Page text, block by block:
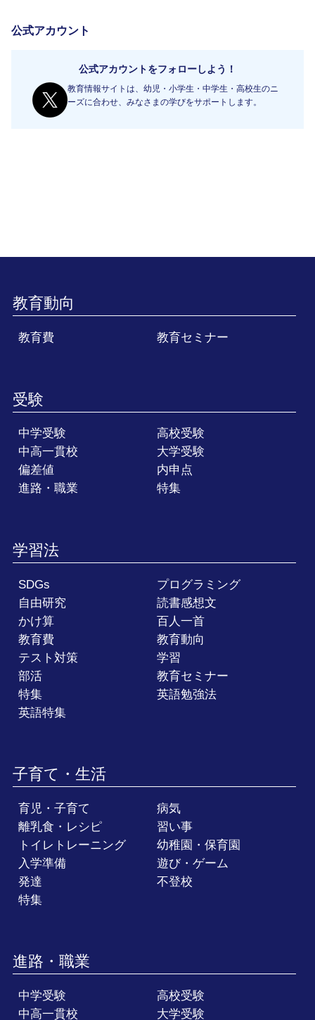
公式アカウント
公式アカウントをフォローしよう！
教育情報サイトは、幼児・小学生・中学生・高校生のニ
ーズに合わせ、みなさまの学びをサポートします。
教育動向
教育費 教育セミナー
受験
中学受験
高校受験
中高一貫校
大学受験
偏差値
内申点
進路・職業
特集
学習法
SDGs
プログラミング
自由研究
読書感想文
かけ算
百人一首
教育費
教育動向
テスト対策
学習
部活
教育セミナー
特集
英語勉強法
英語特集
子育て・生活
育児・子育て
病気
離乳食・レシピ
習い事
トイレトレーニング
幼稚園・保育園
入学準備
遊び・ゲーム
発達
不登校
特集
進路・職業
中学受験
高校受験
中高一貫校
大学受験